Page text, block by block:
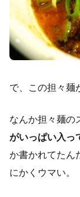
で、この担々麺
なんか担々麺の
がいっぱい入っ
か書かれてたん
にかくウマい。